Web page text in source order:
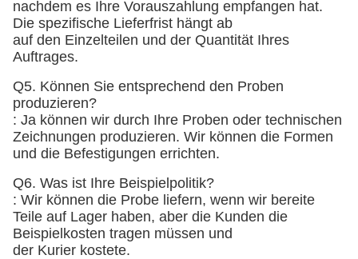
nachdem es Ihre Vorauszahlung empfangen hat.
Die spezifische Lieferfrist hängt ab
auf den Einzelteilen und der Quantität Ihres
Auftrages.
Q5. Können Sie entsprechend den Proben
produzieren?
: Ja können wir durch Ihre Proben oder technischen
Zeichnungen produzieren. Wir können die Formen
und die Befestigungen errichten.
Q6. Was ist Ihre Beispielpolitik?
: Wir können die Probe liefern, wenn wir bereite
Teile auf Lager haben, aber die Kunden die
Beispielkosten tragen müssen und
der Kurier kostete.